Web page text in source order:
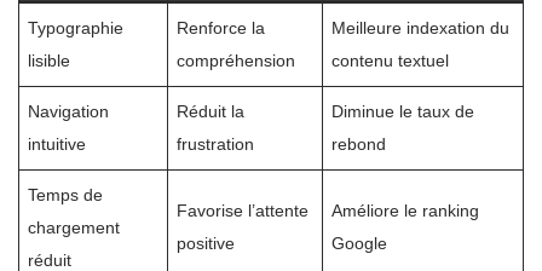
Typographie
lisible
Renforce la
compréhension
Meilleure indexation du
contenu textuel
Navigation
intuitive
Réduit la
frustration
Diminue le taux de
rebond
Temps de
chargement
réduit
Favorise l’attente
positive
Améliore le ranking
Google